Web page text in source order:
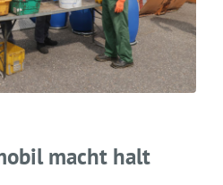
macht halt